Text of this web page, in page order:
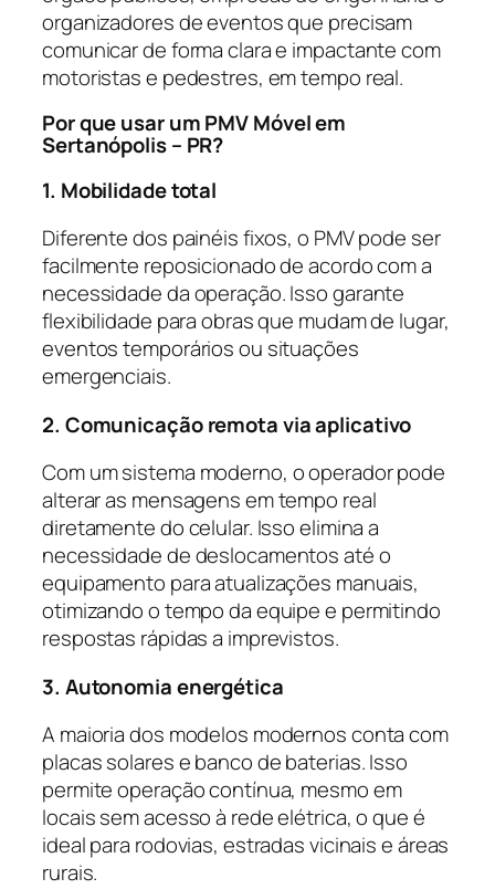
organizadores de eventos que precisam
comunicar de forma clara e impactante com
motoristas e pedestres, em tempo real.
Por que usar um PMV Móvel em
Sertanópolis – PR?
1. Mobilidade total
Diferente dos painéis fixos, o PMV pode ser
facilmente reposicionado de acordo com a
necessidade da operação. Isso garante
flexibilidade para obras que mudam de lugar,
eventos temporários ou situações
emergenciais.
2. Comunicação remota via aplicativo
Com um sistema moderno, o operador pode
alterar as mensagens em tempo real
diretamente do celular. Isso elimina a
necessidade de deslocamentos até o
equipamento para atualizações manuais,
otimizando o tempo da equipe e permitindo
respostas rápidas a imprevistos.
3. Autonomia energética
A maioria dos modelos modernos conta com
placas solares e banco de baterias. Isso
permite operação contínua, mesmo em
locais sem acesso à rede elétrica, o que é
ideal para rodovias, estradas vicinais e áreas
rurais.